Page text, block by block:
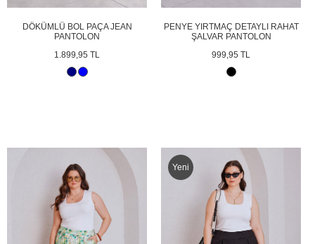
DÖKÜMLÜ BOL PAÇA JEAN
PANTOLON
1.899,95 TL
PENYE YIRTMAÇ DETAYLI RAHAT
ŞALVAR PANTOLON
999,95 TL
Yeni